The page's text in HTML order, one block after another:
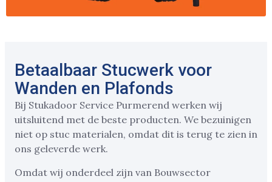
Betaalbaar Stucwerk voor
Wanden en Plafonds
Bij Stukadoor Service Purmerend werken wij
uitsluitend met de beste producten. We bezuinigen
niet op stuc materialen, omdat dit is terug te zien in
ons geleverde werk.
Omdat wij onderdeel zijn van Bouwsector